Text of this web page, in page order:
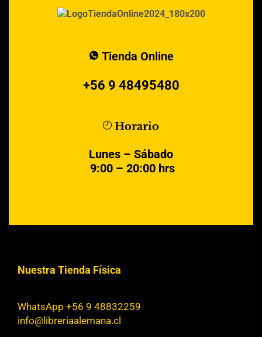
Tienda Online
+56 9 48495480
Horario
Lunes – Sábado
9:00 – 20:00 hrs
Nuestra Tienda Física
WhatsApp +56 9 48832259
info@libreriaalemana.cl